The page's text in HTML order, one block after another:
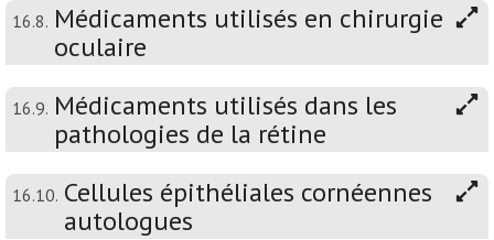
16.8. Médicaments utilisés en chirurgie
oculaire
16.9. Médicaments utilisés dans les
pathologies de la rétine
16.10. Cellules épithéliales cornéennes
autologues